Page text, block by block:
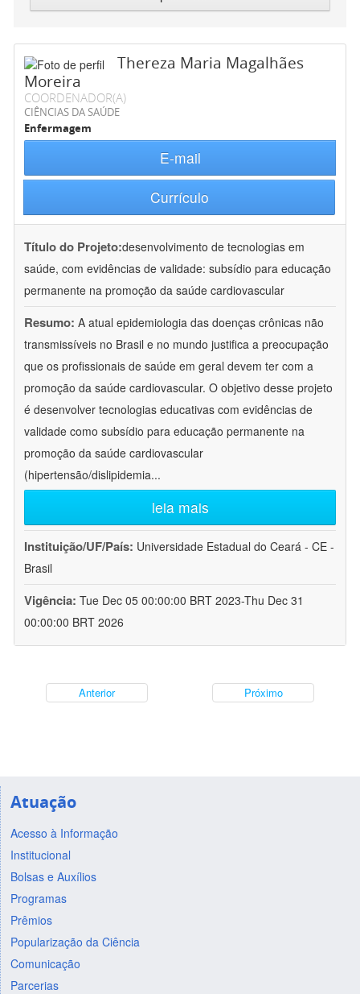
Thereza Maria Magalhães
Moreira
COORDENADOR(A)
CIÊNCIAS DA SAÚDE
Enfermagem
E-mail
Currículo
Título do Projeto:desenvolvimento de tecnologias em
saúde, com evidências de validade: subsídio para educação
permanente na promoção da saúde cardiovascular
Resumo: A atual epidemiologia das doenças crônicas não
transmissíveis no Brasil e no mundo justifica a preocupação
que os profissionais de saúde em geral devem ter com a
promoção da saúde cardiovascular. O objetivo desse projeto
é desenvolver tecnologias educativas com evidências de
validade como subsídio para educação permanente na
promoção da saúde cardiovascular
(hipertensão/dislipidemia...
leia mais
Instituição/UF/País: Universidade Estadual do Ceará - CE -
Brasil
Vigência: Tue Dec 05 00:00:00 BRT 2023-Thu Dec 31
00:00:00 BRT 2026
Anterior Próximo
Atuação
Acesso à Informação
Institucional
Bolsas e Auxílios
Programas
Prêmios
Popularização da Ciência
Comunicação
Parcerias